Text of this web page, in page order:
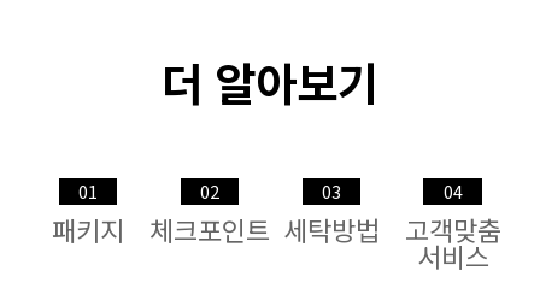
더 알아보기
01
패키지
02
체크포인트
03
세탁방법
04
고객맞춤
서비스